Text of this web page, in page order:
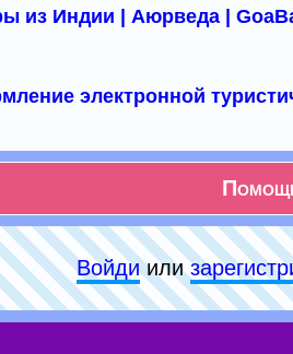
из Индии | Аюрведа |
электронной
Войдиили